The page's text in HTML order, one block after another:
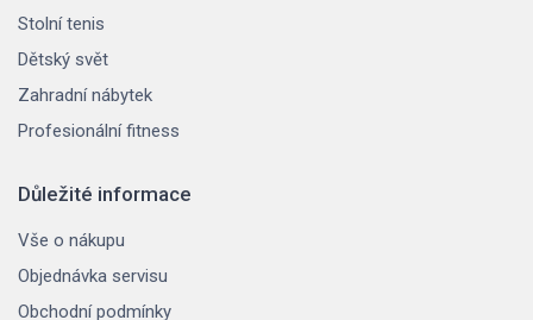
Stolní tenis
Dětský svět
Zahradní nábytek
Profesionální fitness
Důležité informace
Vše o nákupu
Objednávka servisu
Obchodní podmínky